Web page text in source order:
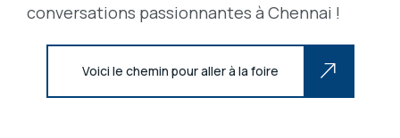
conversations passionnantes à Chennai !
Voici le chemin pour aller à la foire